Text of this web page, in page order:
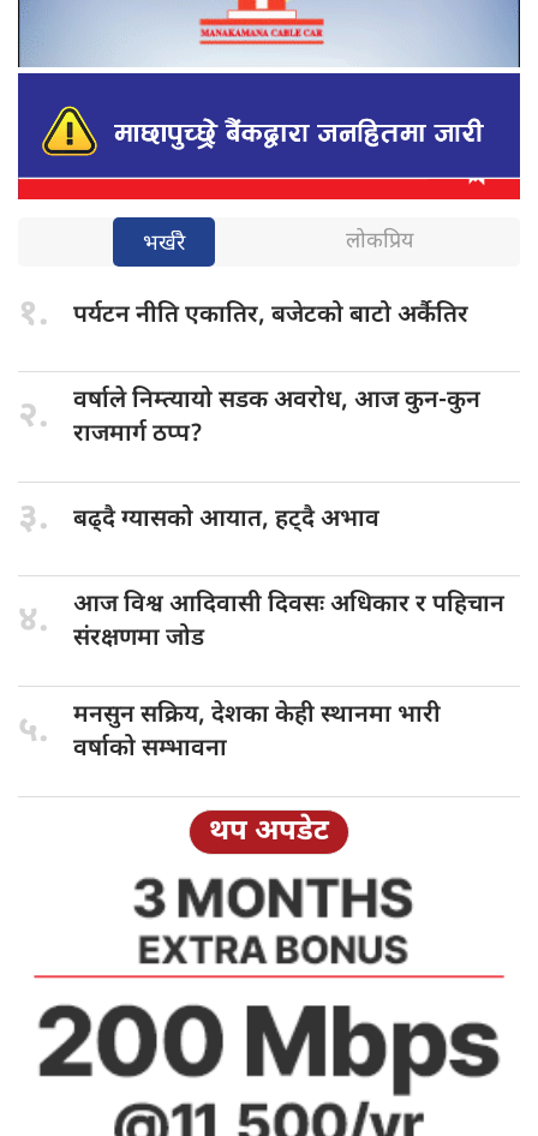
भर्खरै लोकप्रिय
१. पर्यटन नीतिएकातिर, बजेटको बाटो अर्कैतिर
२. वर्षाले निम्त्यायोसडक अवरोध, आज कुन-कुन
राजमार्ग ठप्प?
३. बढ्दै ग्यासकोआयात, हट्दै अभाव
४. आज विश्वआदिवासी दिवसः अधिकार र पहिचान
संरक्षणमा जोड
५. मनसुन सक्रिय, देशका केही स्थानमा भारी
वर्षाको सम्भावना
थप अपडेट